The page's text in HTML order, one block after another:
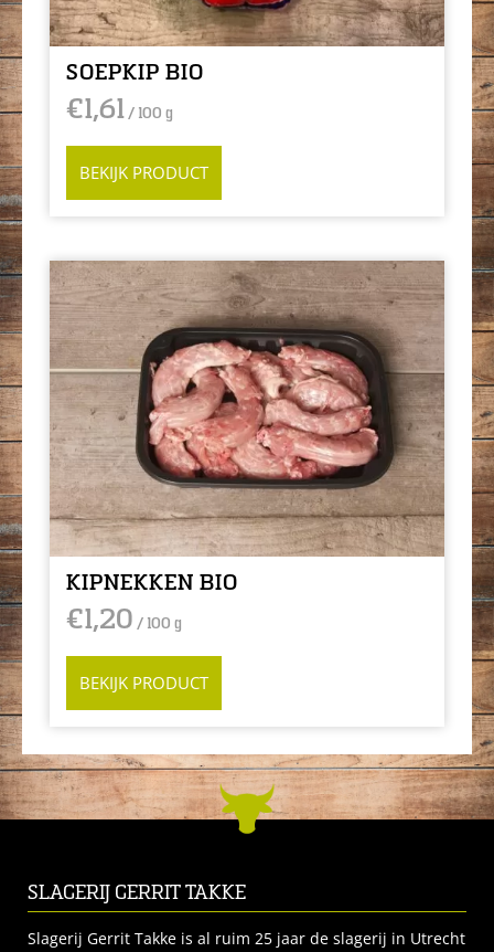
SOEPKIP BIO
€1,61/ 100 g
BEKIJK PRODUCT
KIPNEKKEN BIO
€1,20 / 100 g
BEKIJK PRODUCT
SLAGERIJ GERRIT TAKKE
Slagerij Gerrit Takke is al ruim 25 jaar de slagerij in Utrecht